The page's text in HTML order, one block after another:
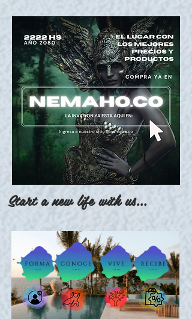
Start a new life with us...